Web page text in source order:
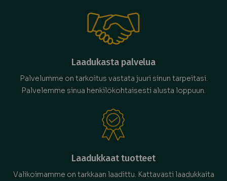
Laadukasta palvelua
Palvelumme on tarkoitus vastata juuri sinun tarpeitasi.
Palvelemme sinua henkilökohtaisesti alusta loppuun.
Laadukkaat tuotteet
Valikoimamme on tarkkaan laadittu. Kattavasti laadukkaita